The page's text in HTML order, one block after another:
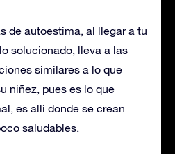
de autoestima, al llegar a tu
solucionado, lleva a las
similares a lo que
niñez, pues es lo que
es allí donde se crean
saludables.